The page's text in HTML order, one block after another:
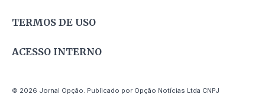
TERMOS DE USO
ACESSO INTERNO
© 2026 Jornal Opção. Publicado por Opção Notícias Ltda CNPJ